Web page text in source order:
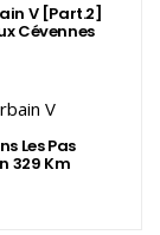
V [Part.2]
Cévennes
Les Pas
329 Km